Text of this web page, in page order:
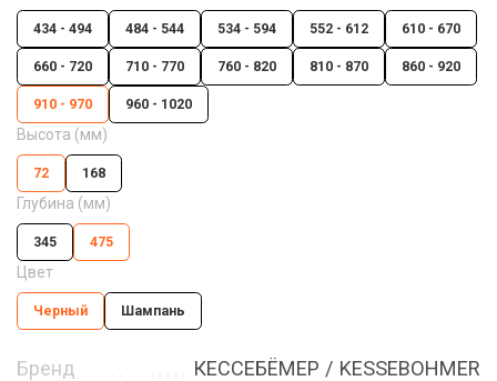
434 - 494 484 - 544 534 - 594 552 - 612 610 - 670
660 - 720 710 - 770 760 - 820 810 - 870 860 - 920
910 - 970 960 - 1020
Высота (мм)
72 168
Глубина (мм)
345 475
Цвет
Черный Шампань
Бренд
КЕССЕБЁМЕР / KESSEBOHMER